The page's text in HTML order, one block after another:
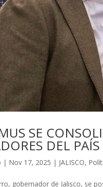
SE
DEL PAÍS
| Nov 17, 2025 | JALISCO,
gobernador de Jalisco, se